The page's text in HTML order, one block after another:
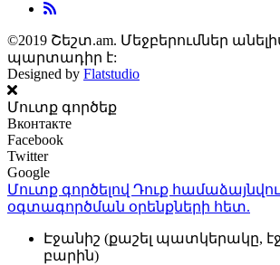
©2019 Շեշտ.am. Մեջբերումներ
պարտադիր է:
Designed by Flatstudio
Մուտք գործեք
Вконтакте
Facebook
Twitter
Google
Մուտք գործելով Դուք
օգտագործման օրենքների հետ.
Էջանիշ (քաշել պատկերակը,
բարին)